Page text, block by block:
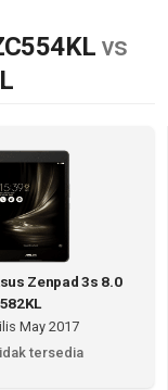
vs
Zenpad 3s 8.0
May 2017
tersedia